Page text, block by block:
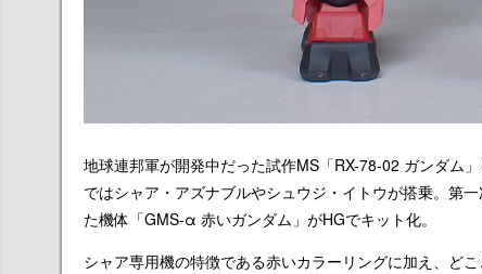
地球連邦軍が開発中だった試作MS「RX-78-02 ガンダム
ではシャア・アズナブルやシュウジ・イトウが搭乗。第
た機体「GMS-α 赤いガンダム」がHGでキット化。
シャア専用機の特徴である赤いカラーリングに加え、ど